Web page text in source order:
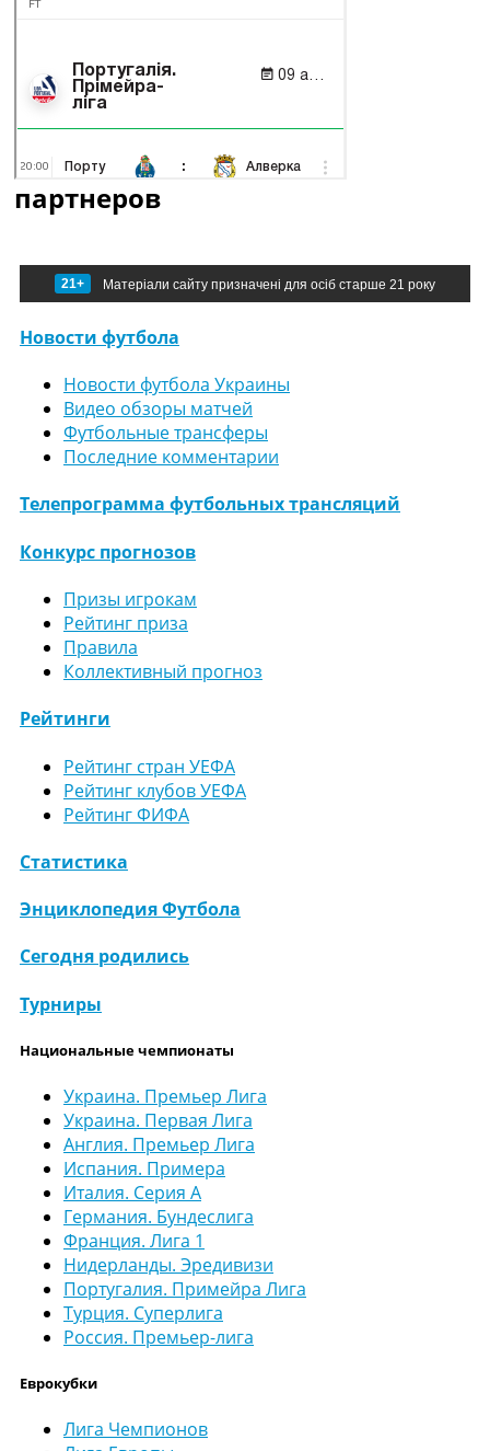
партнеров
21+ Матеріали сайту призначені для осіб старше 21 року
Новости футбола
Новости футбола Украины
Видео обзоры матчей
Футбольные трансферы
Последние комментарии
Телепрограмма футбольных трансляций
Конкурс прогнозов
Призы игрокам
Рейтинг приза
Правила
Коллективный прогноз
Рейтинги
Рейтинг стран УЕФА
Рейтинг клубов УЕФА
Рейтинг ФИФА
Статистика
Энциклопедия Футбола
Сегодня родились
Турниры
Национальные чемпионаты
Украина. Премьер Лига
Украина. Первая Лига
Англия. Премьер Лига
Испания. Примера
Италия. Серия А
Германия. Бундеслига
Франция. Лига 1
Нидерланды. Эредивизи
Португалия. Примейра Лига
Турция. Суперлига
Россия. Премьер-лига
Еврокубки
Лига Чемпионов